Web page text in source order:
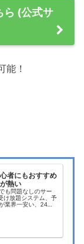
ら (公式サ
能！
者にもおすすめ
熱い
も問題なしのサー
け放題システム、予
業界一安い、24時